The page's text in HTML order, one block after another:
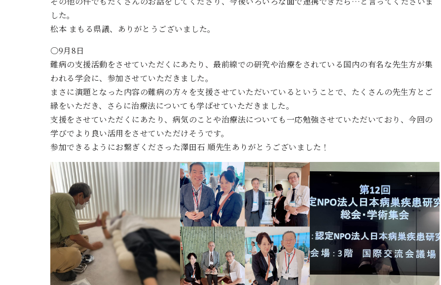
した。
松本 まもる県議、ありがとうございました。
〇9月8日
難病の支援活動をさせていただくにあたり、最前線での研究や治療をされている国内の有名な先生方が集
われる学会に、参加させていただきました。
まさに演題となった内容の難病の方々を支援させていただいているということで、たくさんの先生方とご
縁をいただき、さらに治療法についても学ばせていただきました。
支援をさせていただくにあたり、病気のことや治療法についても一応勉強させていただいており、今回の
学びでより良い活用をさせていただけそうです。
参加できるようにお繋ぎくださった澤田石 順先生ありがとうございました！